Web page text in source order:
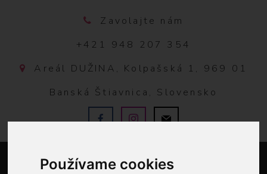
Používame cookies
Zavolajte nám
+421 948 207 354
Areál DUŽINA, Kolpašská 1, 969 01
Banská Štiavnica, Slovensko